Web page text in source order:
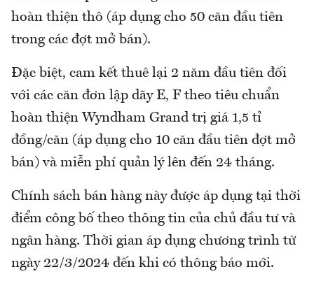
hoàn thiện thô (áp dụng cho 50 căn đầu tiên
trong các đợt mở bán).
Đặc biệt, cam kết thuê lại 2 năm đầu tiên đối
với các căn đơn lập dãy E, F theo tiêu chuẩn
hoàn thiện Wyndham Grand trị giá 1,5 tỉ
đồng/căn (áp dụng cho 10 căn đầu tiên đợt mở
bán) và miễn phí quản lý lên đến 24 tháng.
Chính sách bán hàng này được áp dụng tại thời
điểm công bố theo thông tin của chủ đầu tư và
ngân hàng. Thời gian áp dụng chương trình từ
ngày 22/3/2024 đến khi có thông báo mới.